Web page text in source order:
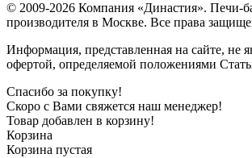
© 2009-2026 Компания «Династия». Печи-
производителя в Москве. Все права
Информация, представленная на сайте, не
офертой, определяемой положениями
Спасибо за покупку!
Скоро с Вами свяжется наш менеджер!
Товар добавлен в корзину!
Корзина
Корзина пустая